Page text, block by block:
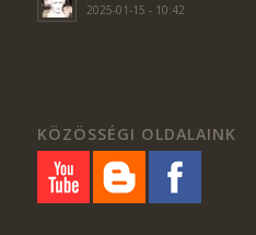
2025-01-15 - 10:42
KÖZÖSSÉGI OLDALAINK